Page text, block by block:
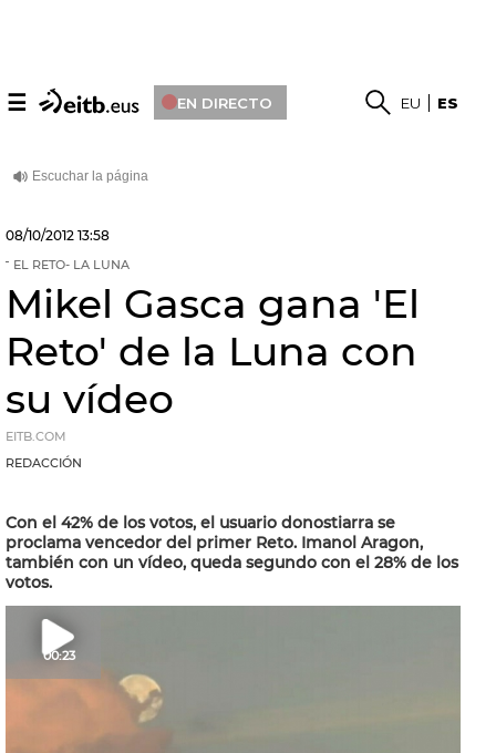
☰ EN DIRECTO EU ES
08/10/2012 13:58
EL RETO- LA LUNA
Mikel Gasca gana 'El
Reto' de la Luna con
su vídeo
EITB.COM
REDACCIÓN
Con el 42% de los votos, el usuario donostiarra se
proclama vencedor del primer Reto. Imanol Aragon,
también con un vídeo, queda segundo con el 28% de los
votos.
00:23